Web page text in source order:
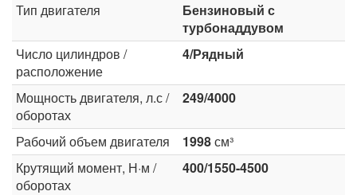
Тип двигателя
Бензиновый с
турбонаддувом
Число цилиндров /
расположение
4/Рядный
Мощность двигателя, л.с /
оборотах
249/4000
Рабочий объем двигателя 1998см³
Крутящий момент, Н·м /
оборотах
400/1550-4500